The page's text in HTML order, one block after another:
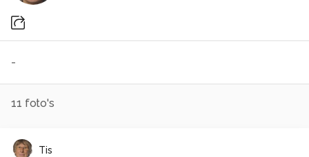
-
11 foto's
Tis